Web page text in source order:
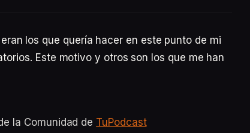
los que quería hacer en este punto de mi
Este motivo y otros son los que me han
la Comunidad de TuPodcast